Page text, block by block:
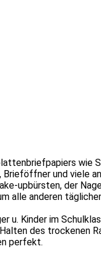
wie
Brieföffner und viele
upbürsten, der
alle anderen
u. Kinder im
des trockenen
perfekt.